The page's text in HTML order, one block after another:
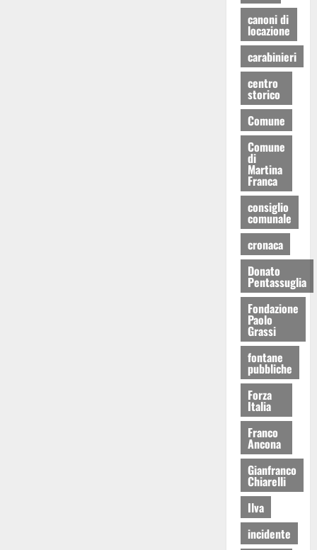
canoni di
locazione
carabinieri
centro
storico
Comune
Comune
di
Martina
Franca
consiglio
comunale
cronaca
Donato
Pentassuglia
Fondazione
Paolo
Grassi
fontane
pubbliche
Forza
Italia
Franco
Ancona
Gianfranco
Chiarelli
Ilva
incidente